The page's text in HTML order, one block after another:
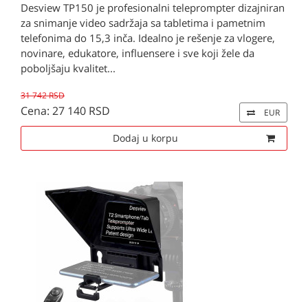
Desview TP150 je profesionalni teleprompter dizajniran
za snimanje video sadržaja sa tabletima i pametnim
telefonima do 15,3 inča. Idealno je rešenje za vlogere,
novinare, edukatore, influensere i sve koji žele da
poboljšaju kvalitet...
31 742 RSD
Cena: 27 140 RSD EUR
Dodaj u korpu